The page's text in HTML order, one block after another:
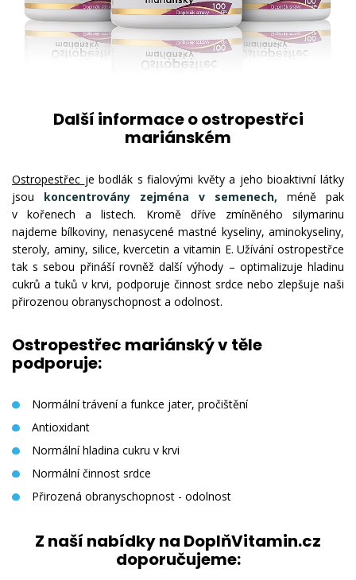
Další informace o ostropestřci
mariánském
Ostropestřec je bodlák s fialovými květy a jeho bioaktivní látky
jsou koncentrovány zejména v semenech, méně pak
v kořenech a listech. Kromě dříve zmíněného silymarinu
najdeme bílkoviny, nenasycené mastné kyseliny, aminokyseliny,
steroly, aminy, silice, kvercetin a vitamin E. Užívání ostropestřce
tak s sebou přináší rovněž další výhody – optimalizuje hladinu
cukrů a tuků v krvi, podporuje činnost srdce nebo zlepšuje naši
přirozenou obranyschopnost a odolnost.
Ostropestřec mariánský v těle
podporuje:
Normální trávení a funkce jater, pročištění
Antioxidant
Normální hladina cukru v krvi
Normální činnost srdce
Přirozená obranyschopnost - odolnost
Z naší nabídky na DoplňVitamin.cz
doporučujeme: